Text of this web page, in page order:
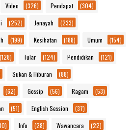
Video (326) Pendapat (304)
(252) Jenayah (233)
(199) Kesihatan (188) Umum (154)
(128) Tular (124) Pendidikan (121)
Sukan & Hiburan (88)
(62) Gossip (56) Ragam (53)
(51) English Session (37)
Info (28) Wawancara (22)